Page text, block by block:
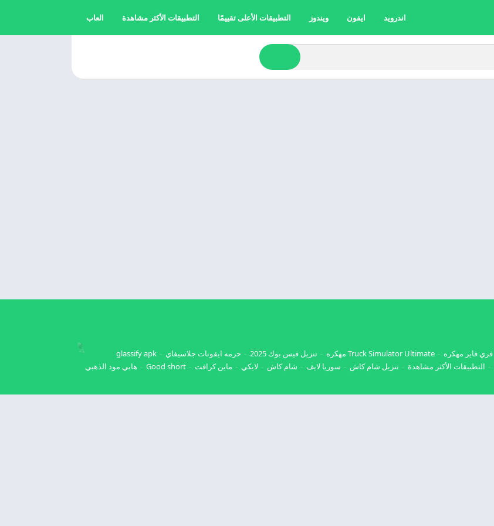
اندرويد ايفون ويندوز التطبيقات الأعلى تقييمًا التطبيقات الأكثر مشاهدة العاب
فري فاير مهكره Truck Simulator Ultimate مهكره تنزيل فيس بوك 2025 حزمه ايقونات جلاسيفاي
glassify apk
التطبيقات الأكثر مشاهدة تنزيل شام كاش سوريا لايف شام كاش لايكي ماين كرافت Good short
هابي مود الذهبي